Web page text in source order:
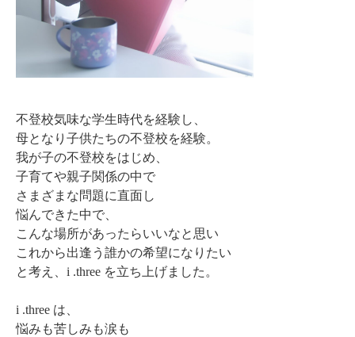
不登校気味な学生時代を経験し、
母となり子供たちの不登校を経験。
我が子の不登校をはじめ、
子育てや親子関係の中で
さまざまな問題に直面し
悩んできた中で、
こんな場所があったらいいなと思い
これから出逢う誰かの希望になりたい
と考え、i .three を立ち上げました。
i .three は、
悩みも苦しみも涙も